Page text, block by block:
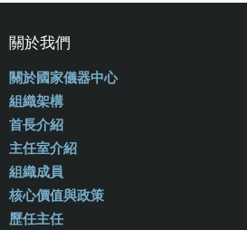
關於我們
關於國家儀器中心
組織架構
首長介紹
主任室介紹
組織成員
核心價值與政策
歷任主任